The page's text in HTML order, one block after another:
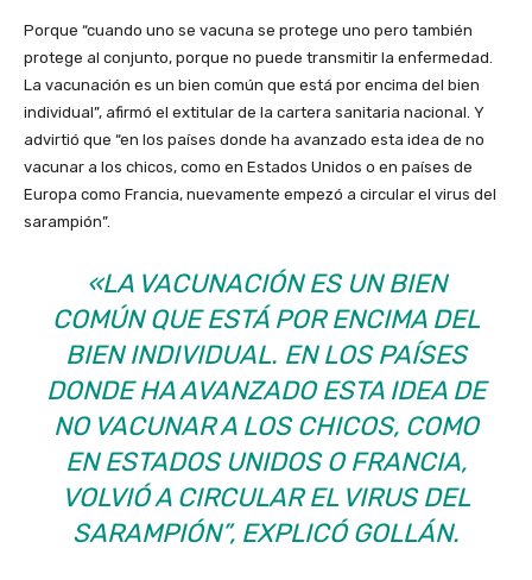
Porque “cuando uno se vacuna se protege uno pero también
protege al conjunto, porque no puede transmitir la enfermedad.
La vacunación es un bien común que está por encima del bien
individual”, afirmó el extitular de la cartera sanitaria nacional. Y
advirtió que “en los países donde ha avanzado esta idea de no
vacunar a los chicos, como en Estados Unidos o en países de
Europa como Francia, nuevamente empezó a circular el virus del
sarampión”.
«LA VACUNACIÓN ES UN BIEN
COMÚN QUE ESTÁ POR ENCIMA DEL
BIEN INDIVIDUAL. EN LOS PAÍSES
DONDE HA AVANZADO ESTA IDEA DE
NO VACUNAR A LOS CHICOS, COMO
EN ESTADOS UNIDOS O FRANCIA,
VOLVIÓ A CIRCULAR EL VIRUS DEL
SARAMPIÓN”, EXPLICÓ GOLLÁN.